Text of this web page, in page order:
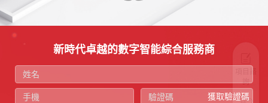
詢
新時代卓越的數字智能綜合服務商
獲取驗證碼